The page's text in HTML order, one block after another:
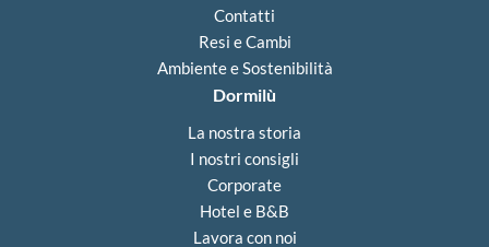
Contatti
Resi e Cambi
Ambiente e Sostenibilità
Dormilù
La nostra storia
I nostri consigli
Corporate
Hotel e B&B
Lavora con noi